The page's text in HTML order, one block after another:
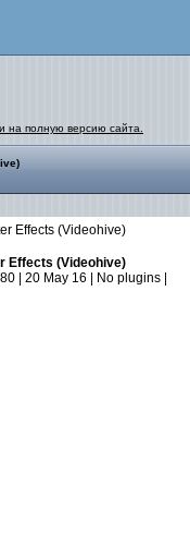
на полную версию сайта.
Effects (Videohive)
| 20 May 16 | No plugins |